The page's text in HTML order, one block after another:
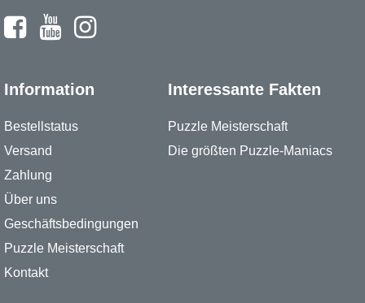
Information
Bestellstatus
Versand
Zahlung
Über uns
Geschäftsbedingungen
Puzzle Meisterschaft
Kontakt
Interessante Fakten
Puzzle Meisterschaft
Die größten Puzzle-Maniacs